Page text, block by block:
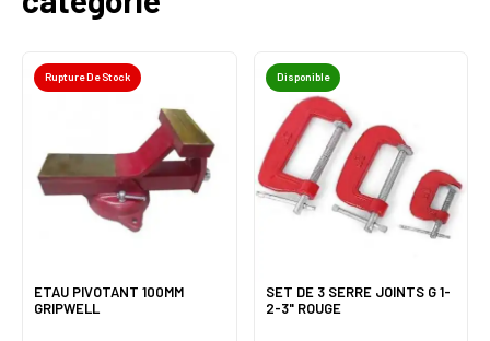
Rupture De Stock
ETAU PIVOTANT 100MM
GRIPWELL
Disponible
SET DE 3 SERRE JOINTS G 1-
2-3" ROUGE